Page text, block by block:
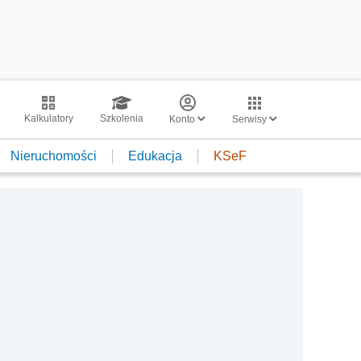
Kalkulatory Szkolenia Konto Serwisy
Nieruchomości Edukacja KSeF